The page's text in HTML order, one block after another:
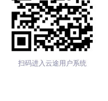
扫码进入云途用户系统